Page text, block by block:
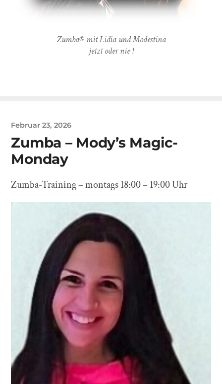
Zumba® mit Lidia und Modestina
jetzt oder nie !
Februar 23, 2026
Zumba – Mody’s Magic-
Monday
Zumba-Training – montags 18:00 – 19:00 Uhr